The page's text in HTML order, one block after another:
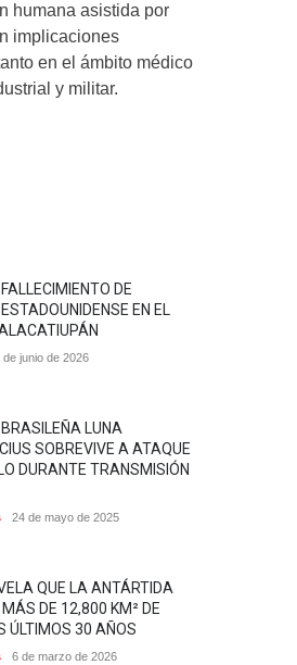
humana asistida por
implicaciones
en el ámbito médico
y militar.
DE
EN EL
de junio de 2026
BRASILEÑA LUNA
SOBREVIVE A ATAQUE
DURANTE TRANSMISIÓN
24 de mayo de 2025
QUE LA ANTÁRTIDA
MÁS DE 12,800 KM² DE
ÚLTIMOS 30 AÑOS
6 de marzo de 2026